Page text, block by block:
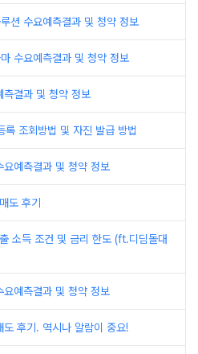
션 수요예측결과 및 청약 정보
수요예측결과 및 청약 정보
측결과 및 청약 정보
록 조회방법 및 자진 발급 방법
요예측결과 및 청약 정보
도 후기
소득 조건 및 금리 한도 (ft.디딤돌대
요예측결과 및 청약 정보
도 후기. 역시나 알람이 중요!